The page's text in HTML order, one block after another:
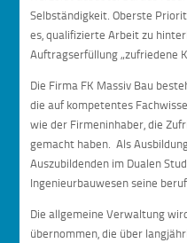
Selbständigkeit. Oberste
es, qualifizierte Arbeit zu
Auftragserfüllung „zufriedene
Die Firma FK Massiv Bau
die auf kompetentes
wie der Firmeninhaber, die
gemacht haben. Als
Auszubildenden im Dualen
Ingenieurbauwesen seine
Die allgemeine Verwaltung
übernommen, die über